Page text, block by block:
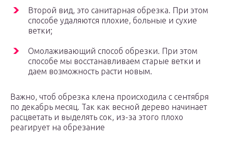
Второй вид, это санитарная обрезка. При этом
способе удаляются плохие, больные и сухие
ветки;
Омолаживающий способ обрезки. При этом
способе мы восстанавливаем старые ветки и
даем возможность расти новым.
Важно, чтоб обрезка клена происходила с сентября
по декабрь месяц. Так как весной дерево начинает
расцветать и выделять сок, из-за этого плохо
реагирует на обрезание